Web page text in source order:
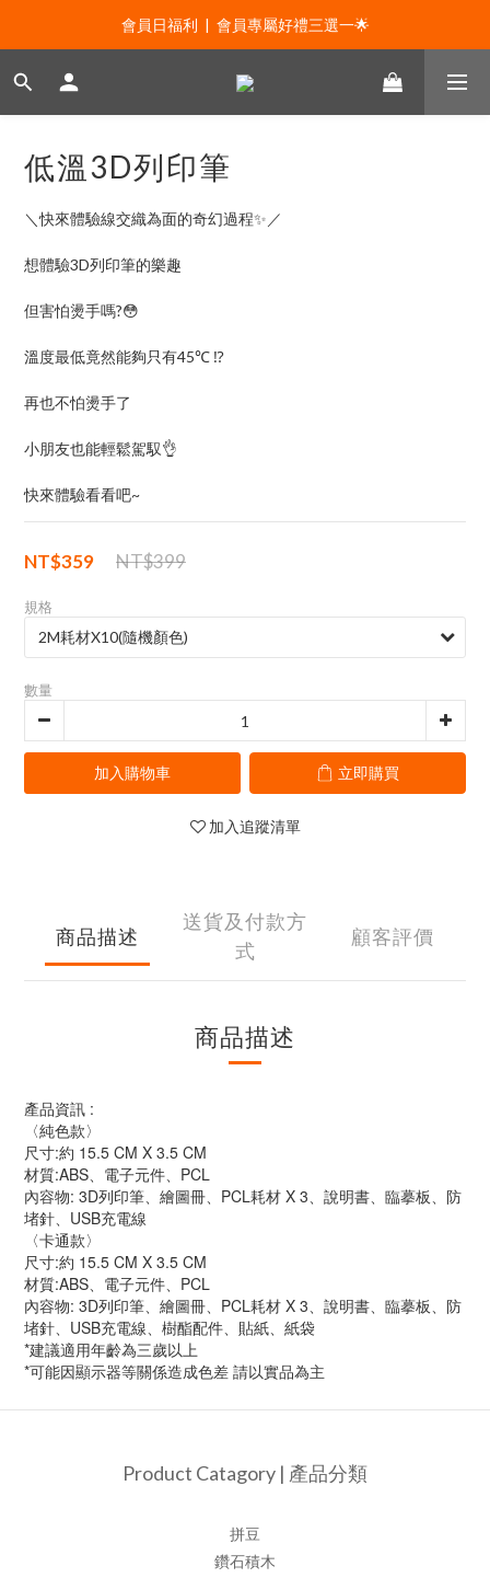
會員日福利  |  0元免運及100折價券 🙀
會員日福利  |  會員專屬好禮三選一🌟
新年贈禮：滿1130贈新年髮飾一款🧧
低溫3D列印筆
＼快來體驗線交織為面的奇幻過程✨／
想體驗3D列印筆的樂趣
但害怕燙手嗎?😳
溫度最低竟然能夠只有45℃ ⁉️
再也不怕燙手了
小朋友也能輕鬆駕馭👌
快來體驗看看吧~
NT$399
NT$359
規格
數量
加入購物車 立即購買
加入追蹤清單
商品描述
送貨及付款方
式
顧客評價
商品描述
產品資訊 :
〈純色款〉
尺寸:約 15.5 CM X 3.5 CM
材質:ABS、電子元件、PCL
內容物: 3D列印筆、繪圖冊、PCL耗材 X 3、說明書、臨摹板、防
堵針、USB充電線
〈卡通款〉
尺寸:約 15.5 CM X 3.5 CM
材質:ABS、電子元件、PCL
內容物: 3D列印筆、繪圖冊、PCL耗材 X 3、說明書、臨摹板、防
堵針、USB充電線、樹酯配件、貼紙、紙袋
*建議適用年齡為三歲以上
*可能因顯示器等關係造成色差 請以實品為主
Product Catagory | 產品分類
拼豆
鑽石積木